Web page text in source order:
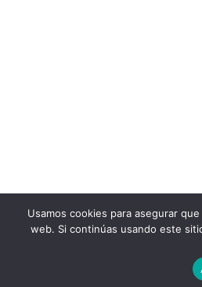
Usamos cookies para asegurar
web. Si continúas usando este